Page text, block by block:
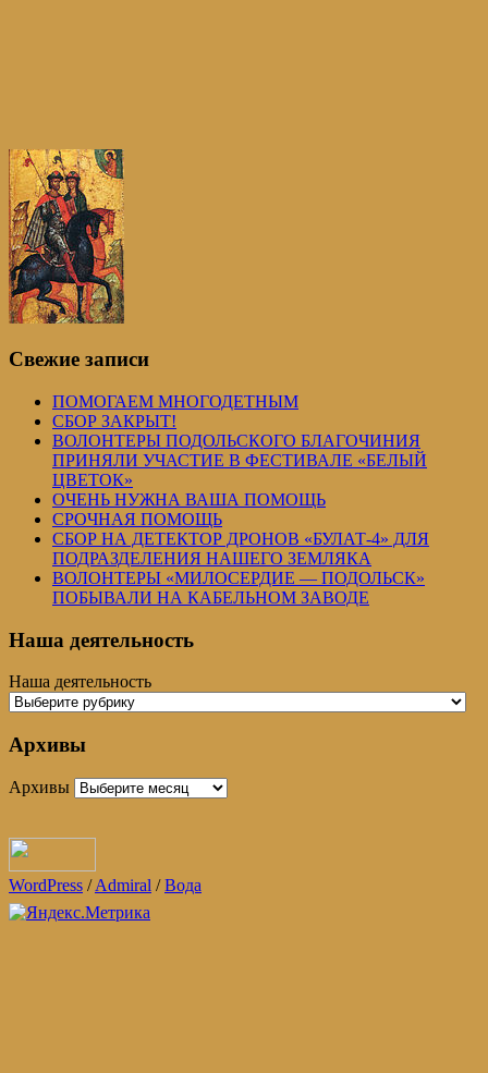
Свежие записи
ПОМОГАЕМ МНОГОДЕТНЫМ
СБОР ЗАКРЫТ!
ВОЛОНТЕРЫ ПОДОЛЬСКОГО БЛАГОЧИНИЯ
ПРИНЯЛИ УЧАСТИЕ В ФЕСТИВАЛЕ «БЕЛЫЙ
ЦВЕТОК»
ОЧЕНЬ НУЖНА ВАША ПОМОЩЬ
СРОЧНАЯ ПОМОЩЬ
СБОР НА ДЕТЕКТОР ДРОНОВ «БУЛАТ-4» ДЛЯ
ПОДРАЗДЕЛЕНИЯ НАШЕГО ЗЕМЛЯКА
ВОЛОНТЕРЫ «МИЛОСЕРДИЕ — ПОДОЛЬСК»
ПОБЫВАЛИ НА КАБЕЛЬНОМ ЗАВОДЕ
Наша деятельность
Наша деятельность
Архивы
Архивы
WordPress /Admiral /Вода